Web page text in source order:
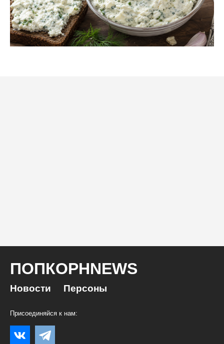
ПОПКОРНNEWS
Новости Персоны
Присоединяйся к нам: